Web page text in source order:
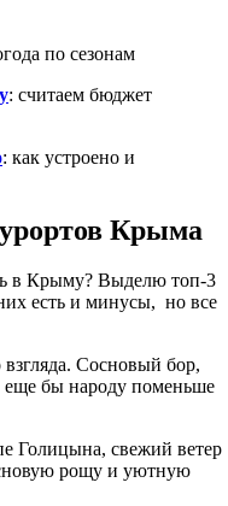
по сезонам
: считаем бюджет
: как устроено и
Крыма
в Крыму? Выделю топ-3
есть и минусы, но все
Сосновый бор,
бы народу поменьше
Голицына, свежий ветер
рощу и уютную